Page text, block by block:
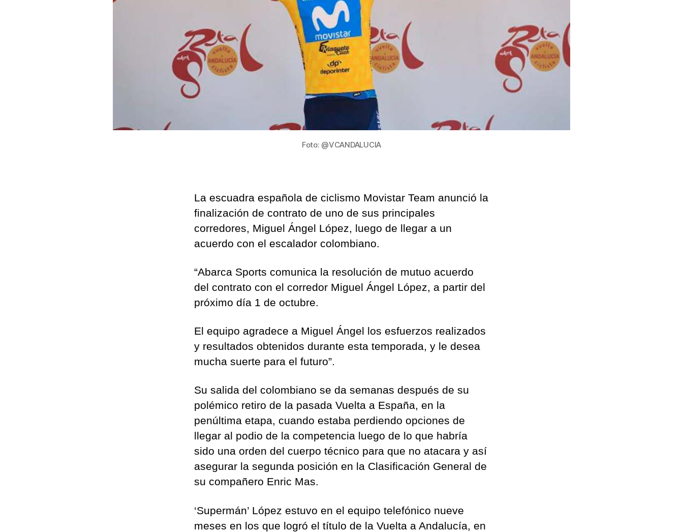
Foto: @VCANDALUCIA
La escuadra española de ciclismo Movistar Team anunció la
finalización de contrato de uno de sus principales
corredores, Miguel Ángel López, luego de llegar a un
acuerdo con el escalador colombiano.
“Abarca Sports comunica la resolución de mutuo acuerdo
del contrato con el corredor Miguel Ángel López, a partir del
próximo día 1 de octubre.
El equipo agradece a Miguel Ángel los esfuerzos realizados
y resultados obtenidos durante esta temporada, y le desea
mucha suerte para el futuro”.
Su salida del colombiano se da semanas después de su
polémico retiro de la pasada Vuelta a España, en la
penúltima etapa, cuando estaba perdiendo opciones de
llegar al podio de la competencia luego de lo que habría
sido una orden del cuerpo técnico para que no atacara y así
asegurar la segunda posición en la Clasificación General de
su compañero Enric Mas.
‘Supermán’ López estuvo en el equipo telefónico nueve
meses en los que logró el título de la Vuelta a Andalucía, en